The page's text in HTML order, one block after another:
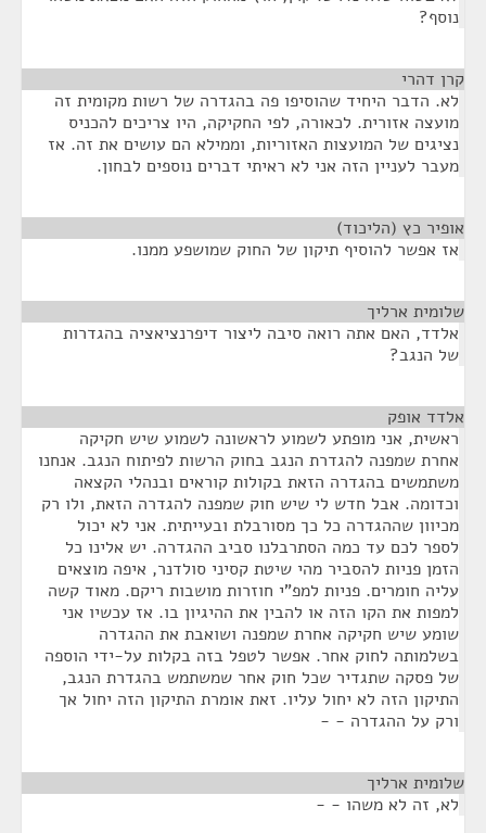
נוסף?
קרן דהרי
לא. הדבר היחיד שהוסיפו פה בהגדרה של רשות מקומית זה
מועצה אזורית. לכאורה, לפי החקיקה, היו צריכים להכניס
נציגים של המועצות האזוריות, וממילא הם עושים את זה. אז
מעבר לעניין הזה אני לא ראיתי דברים נוספים לבחון.
אופיר כץ (הליכוד)
אז אפשר להוסיף תיקון של החוק שמושפע ממנו.
שלומית ארליך
אלדד, האם אתה רואה סיבה ליצור דיפרנציאציה בהגדרות
של הנגב?
אלדד אופק
ראשית, אני מופתע לשמוע לראשונה לשמוע שיש חקיקה
אחרת שמפנה להגדרת הנגב בחוק הרשות לפיתוח הנגב. אנחנו
משתמשים בהגדרה הזאת בקולות קוראים ובנהלי הקצאה
וכדומה. אבל חדש לי שיש חוק שמפנה להגדרה הזאת, ולו רק
מכיוון שההגדרה כל כך מסורבלת ובעייתית. אני לא יכול
לספר לכם עד כמה הסתרבלנו סביב ההגדרה. יש אלינו כל
הזמן פניות להסביר מהי שיטת קסיני סולדנר, איפה מוצאים
עליה חומרים. פניות למפ"י חוזרות מושבות ריקם. מאוד קשה
למפות את הקו הזה או להבין את ההיגיון בו. אז עכשיו אני
שומע שיש חקיקה אחרת שמפנה ושואבת את ההגדרה
בשלמותה לחוק אחר. אפשר לטפל בזה בקלות על-ידי הוספה
של פסקה שתגדיר שכל חוק אחר שמשתמש בהגדרת הנגב,
התיקון הזה לא יחול עליו. זאת אומרת התיקון הזה יחול אך
ורק על ההגדרה - -
שלומית ארליך
לא, זה לא משהו - -